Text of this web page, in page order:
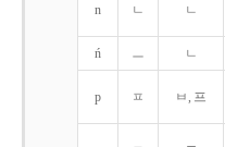
n ㄴ ㄴ
ń ㅡ ㄴ
p ㅍ ㅂ, 프